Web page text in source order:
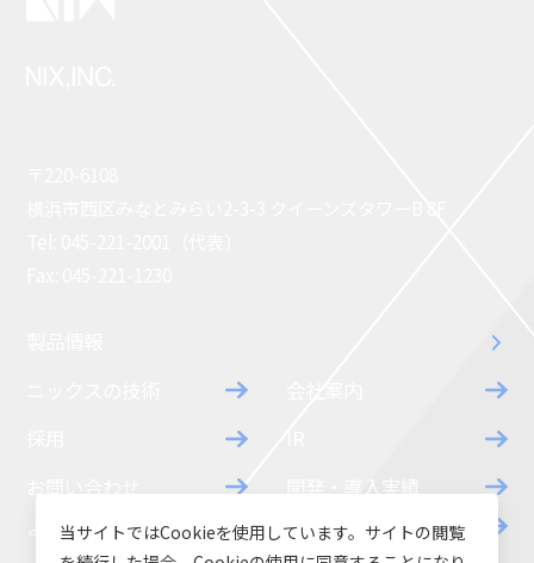
開発・導入実績
よくあるご質問
ダウンロード
当サイトではCookieを使用しています。サイトの閲覧